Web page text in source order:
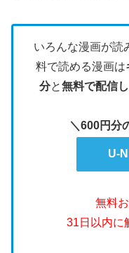
いろんな漫画が読
料で読める漫画は
分と無料で配信
＼600円分
U-
無料
31日以内に